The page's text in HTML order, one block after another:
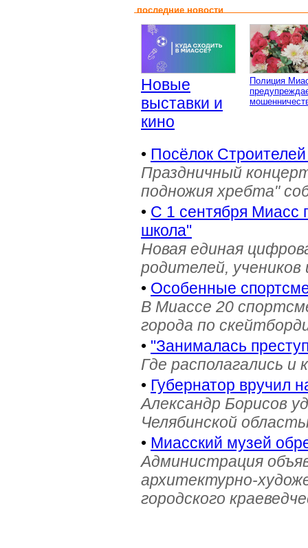
последние новости
Новые
выставки и
кино
Полиция
• Посёлок
Праздничный
подножия хребта"
• С 1 сентября Миасс
школа"
Новая единая
родителей, учеников
• Особенные
В Миассе 20
города по
• "Занималась
Где располагались и
• Губернатор вручил
Александр Борисов
Челябинской
• Миасский музей
Администрация
архитектурно-
городского